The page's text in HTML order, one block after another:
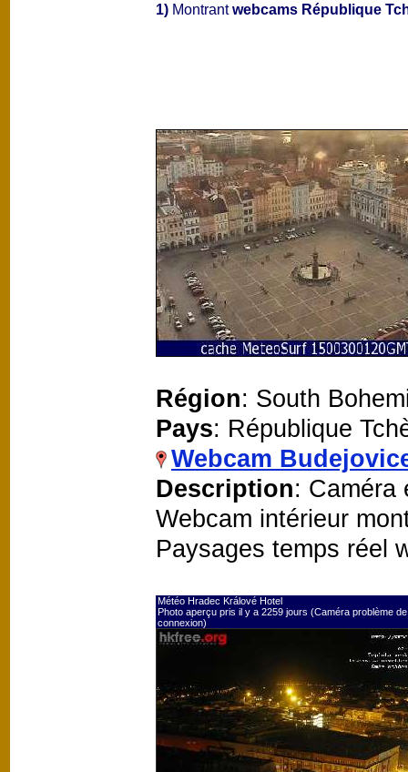
1) Montrantwebcams République
Région: South
Pays: République
Webcam
Description: Caméra
Webcam intérieur
Paysages temps réel
Météo Hradec Králové Hotel
Photo aperçu pris il y a 2259 jours (Caméra problème de
connexion)